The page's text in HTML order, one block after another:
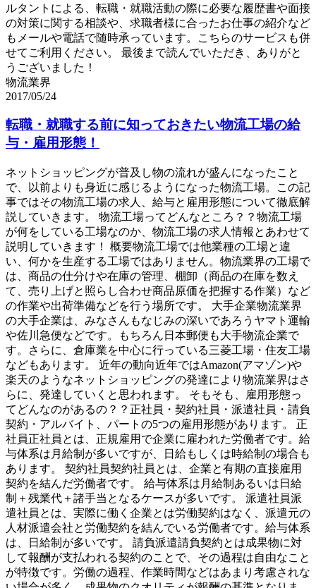
ルタントによる、転職・就職活動の際に必要な履歴書や面接
の対策に関する相談や、求職者様に合ったお仕事の紹介など
もメールや電話で随時承っています。こちらのサービスも併
せてご利用ください。 最後まで読んでいただき、ありがと
うございました！
物流業界
2017/05/24
転職・就職する前に知っておきたい物流工場の給
与・雇用形態！
ネットショッピングが普及し物の流れが盛んになったこと
で、以前よりも身近に感じるようになった物流工場。この記
事ではその物流工場の求人、給与と雇用形態について徹底解
説していきます。 物流工場ってどんなところ？？物流工場
が何をしている工場なのか、物流工場の求人情報とあわせて
説明していきます！ 概要物流工場では他業種の工場と違
い、何かを生産する工場ではありません。物流業界の工場で
は、商品の仕分けや在庫の管理、棚卸（商品の在庫を数え
て、売り上げと照らし合わせ商品原価を把握する作業）など
の作業や出荷準備などを行う場所です。 大手企業物流業界
の大手企業は、みなさんもなじみの深いであろうヤマト運輸
や佐川急便などです。もちろん日本郵便も大手物流企業で
す。さらに、倉庫業を中心に行っている三菱工場・住友工場
などもあります。 近年の動向近年ではAmazon(アマゾン)や
楽天のようなネットショッピングの発達により物流業界はさ
らに、発達していくと思われます。 そもそも、雇用形態っ
てどんなのがあるの？？正社員・契約社員・派遣社員・請負
契約・アルバイト、パートの5つの雇用形態があります。 正
社員正社員とは、正規雇用で企業に雇われた労働者です。給
与体系は月給制が多いですが、日給もしくは時給制の場合も
あります。 契約社員契約社員とは、企業と有期の直接雇用
契約を結んだ労働者です。 給与体系は月給制あるいは日給
制＋残業代＋諸手当となるケースが多いです。 派遣社員派
遣社員とは、実際に働く企業とは労働契約はなく、派遣元の
人材派遣会社と労働契約を結んでいる労働者です。給与体系
は、日給制が多いです。 請負派遣請負契約とは成果物に対
して報酬が支払われる契約のことで、その過程は自由なこと
が特徴です。労働の過程、作業時間などはあまり考慮されな